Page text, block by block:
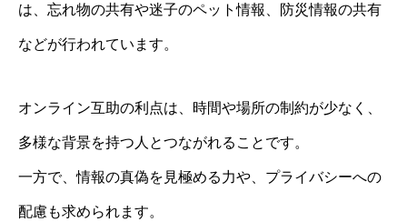
は、忘れ物の共有や迷子のペット情報、防災情報の共有
などが行われています。
オンライン互助の利点は、時間や場所の制約が少なく、
多様な背景を持つ人とつながれることです。
一方で、情報の真偽を見極める力や、プライバシーへの
配慮も求められます。